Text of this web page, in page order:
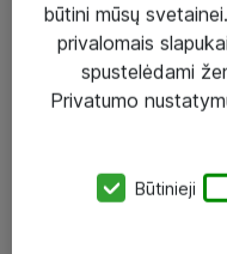
Įgyvendinti projektai
Atea ekspertų patarimai
eShop@atea.lt
būtini mūsų
privalomais
spustelėdami
Privatumo
Būtinieji